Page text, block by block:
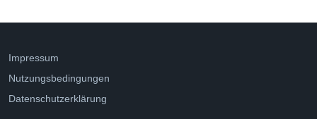
Impressum
Nutzungsbedingungen
Datenschutzerklärung